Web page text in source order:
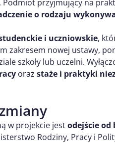
przyjmujący na
o rodzaju
i uczniowskie,
zakresem nowej ustawy,
szkoły lub uczelni.
oraz staże i praktyki
w projekcie jestodejście od
Rodziny, Pracy i